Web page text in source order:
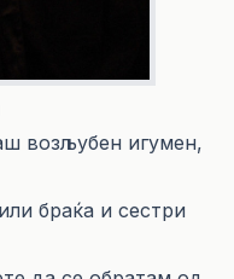
возљубен игумен,
браќа и сестри